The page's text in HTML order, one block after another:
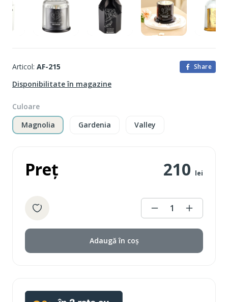
Articol: AF-215 Share
Disponibilitate în magazine
Culoare
Magnolia
Gardenia Valley
Preț 210 lei
1
Adaugă în coș